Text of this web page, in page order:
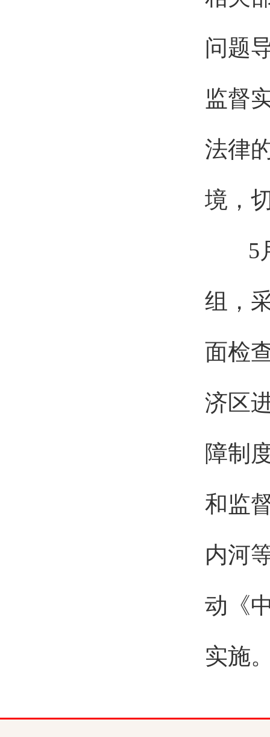
问题
监督
法律
境，
5
组，
面检
济区
障制
和监
内河
动《
实施